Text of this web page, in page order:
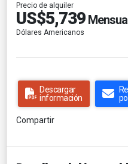
Precio de alquiler
US$5,739
Dólares Americanos
Descargar
información
Compartir